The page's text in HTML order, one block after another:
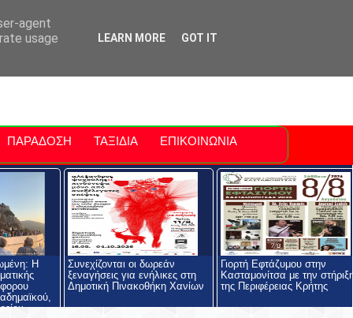
Polis
ΠΑΡΑΔΟΣΗ ΤΑΞΙΔΙΑ ΕΠΙΚΟΙΝΩΝΙΑ
Η
Συνεχίζονται οι δωρεάν
ξεναγήσεις για ενήλικες στη
Δημοτική Πινακοθήκη Χανίων
Γιορτή Εφτάζυμου στην
Κασταμονίτσα με την
της Περιφέρειας Κρήτης
agent
usage
LEARN MORE GOT IT